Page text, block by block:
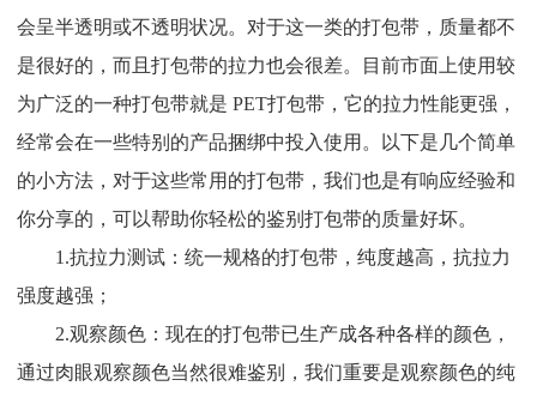
会呈半透明或不透明状况。对于这一类的打包带，质量都不
是很好的，而且打包带的拉力也会很差。目前市面上使用较
为广泛的一种打包带就是 PET打包带，它的拉力性能更强，
经常会在一些特别的产品捆绑中投入使用。以下是几个简单
的小方法，对于这些常用的打包带，我们也是有响应经验和
你分享的，可以帮助你轻松的鉴别打包带的质量好坏。
1.抗拉力测试：统一规格的打包带，纯度越高，抗拉力
强度越强；
2.观察颜色：现在的打包带已生产成各种各样的颜色，
通过肉眼观察颜色当然很难鉴别，我们重要是观察颜色的纯